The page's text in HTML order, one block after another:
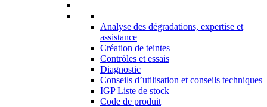
Analyse des dégradations, expertise et
assistance
Création de teintes
Contrôles et essais
Diagnostic
Conseils d’utilisation et conseils techniques
IGP Liste de stock
Code de produit